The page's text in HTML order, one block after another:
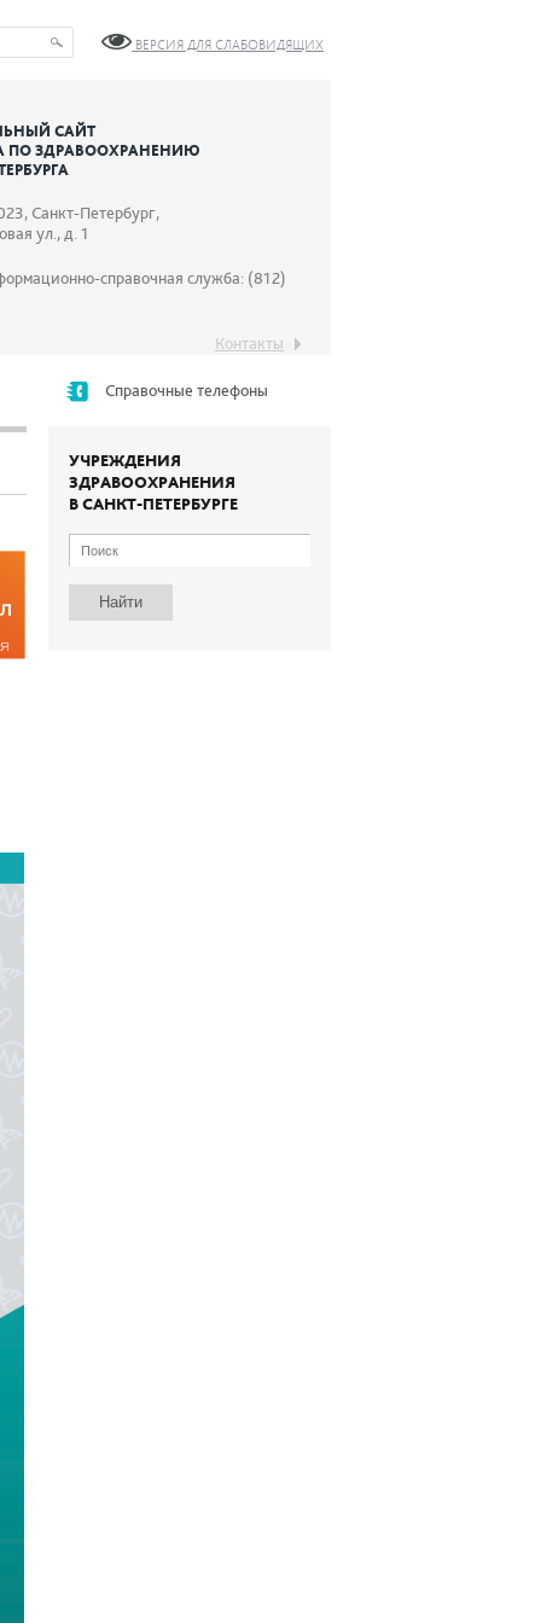
ВЕРСИЯ ДЛЯ СЛАБОВИДЯЩИХ
САЙТ
ПО ЗДРАВООХРАНЕНИЮ
Санкт-Петербург,
ул., д. 1
справочная служба: (812)
Контакты
Справочные телефоны
УЧРЕЖДЕНИЯ
ЗДРАВООХРАНЕНИЯ
В САНКТ-ПЕТЕРБУРГЕ